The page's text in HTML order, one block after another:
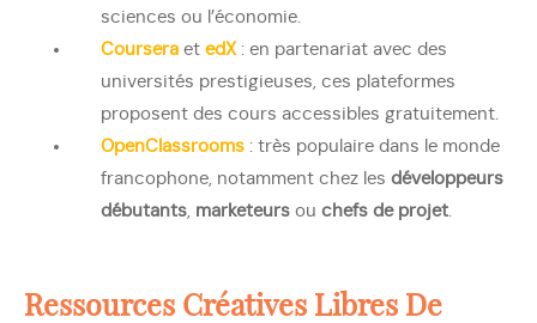
sciences ou l’économie.
Coursera et edX : en partenariat avec des
universités prestigieuses, ces plateformes
proposent des cours accessibles gratuitement.
OpenClassrooms : très populaire dans le monde
francophone, notamment chez les développeurs
débutants, marketeurs ou chefs de projet.
Ressources Créatives Libres De